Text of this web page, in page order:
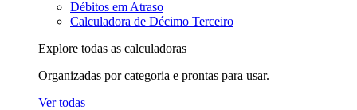
Débitos em Atraso
Calculadora de Décimo Terceiro
Explore todas as calculadoras
Organizadas por categoria e prontas para usar.
Ver todas